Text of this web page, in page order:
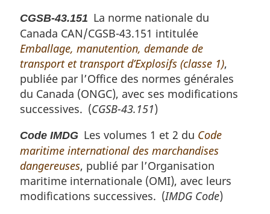
CGSB-43.151 La norme nationale du
Canada CAN/CGSB-43.151 intitulée
Emballage, manutention, demande de
transport et transport d’Explosifs (classe 1),
publiée par l’Office des normes générales
du Canada (ONGC), avec ses modifications
successives. (CGSB-43.151)
Code IMDG Les volumes 1 et 2 du Code
maritime international des marchandises
dangereuses, publié par l’Organisation
maritime internationale (OMI), avec leurs
modifications successives. (IMDG Code)